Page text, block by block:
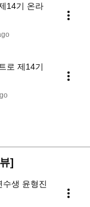
14기 온라
로 제14기
]
생 윤형진